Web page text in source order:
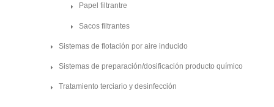
Papel filtrantre
Sacos filtrantes
Sistemas de flotación por aire inducido
Sistemas de preparación/dosificación producto químico
Tratamiento terciario y desinfección